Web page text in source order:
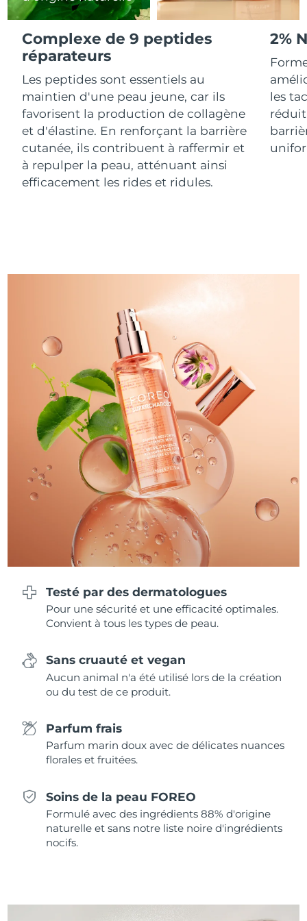
Complexe de 9 peptides
réparateurs
Les peptides sont essentiels au
maintien d'une peau jeune, car ils
favorisent la production de collagène
et d'élastine. En renforçant la barrière
cutanée, ils contribuent à raffermir et
à repulper la peau, atténuant ainsi
efficacement les rides et ridules.
2%
les
Testé par des dermatologues
Pour une sécurité et une efficacité optimales.
Convient à tous les types de peau.
Sans cruauté et vegan
Aucun animal n'a été utilisé lors de la création
ou du test de ce produit.
Parfum frais
Parfum marin doux avec de délicates nuances
florales et fruitées.
Soins de la peau FOREO
Formulé avec des ingrédients 88% d'origine
naturelle et sans notre liste noire d'ingrédients
nocifs.
R.A.S. chinoise de
Macao
Livraison estimée 8/13/26
Malaisie Livraison estimée 8/14/26
Malte Livraison estimée 8/11/26
Mexique Livraison estimée
Monaco
Norvège
Philippines Livraison estimée
Pologne Livraison estimée
Portugal Livraison estimée
Porto Rico Livraison estimée
Qatar Livraison estimée
La Réunion Livraison estimée 8/16/26
Roumanie Livraison estimée
Livraison estimée
Arabie saoudite Livraison estimée
Singapour Livraison estimée
Slovaquie Livraison estimée
Slovénie
Afrique du Sud
Corée du Sud
Espagne
Suède Livraison estimée8/11/26
Suisse